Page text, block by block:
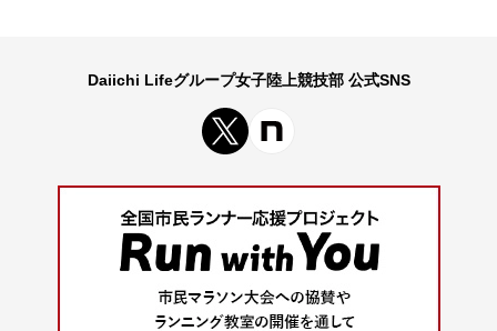
Daiichi Lifeグループ女子陸上競技部 公式SNS
新規ウィンドウを開きます